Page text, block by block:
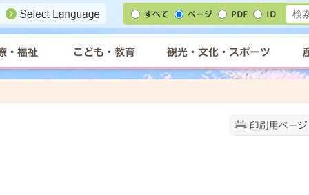
すべて ページ PDF ID
・福祉 こども・教育 観光・文化・スポーツ
印刷用ページ